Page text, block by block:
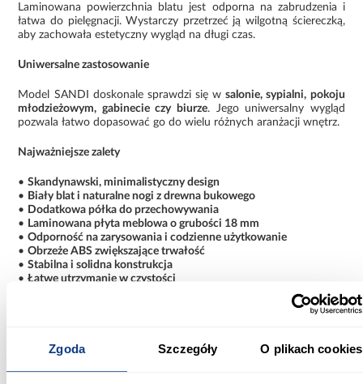
Zgoda Szczegóły O plikach cookies
Laminowana powierzchnia blatu jest odporna na zabrudzenia i
łatwa do pielęgnacji. Wystarczy przetrzeć ją wilgotną ściereczką,
aby zachowała estetyczny wygląd na długi czas.
Uniwersalne zastosowanie
Model SANDI doskonale sprawdzi się wsalonie, sypialni, pokoju
młodzieżowym, gabinecie czy biurze. Jego uniwersalny wygląd
pozwala łatwo dopasować go do wielu różnych aranżacji wnętrz.
Najważniejsze zalety
•Skandynawski, minimalistyczny design
• Biały blat i naturalne nogi z drewna bukowego
• Dodatkowa półka do przechowywania
• Laminowana płyta meblowa o grubości 18 mm
•Odporność na zarysowania i codzienne użytkowanie
•Obrzeże ABS zwiększające trwałość
•Stabilna i solidna konstrukcja
•Łatwe utrzymanie w czystości
Uniwersalne zastosowanie w różnych pomieszczeniach
stylowy mebel, który łączyestetykę, trwałość oraz wygodę